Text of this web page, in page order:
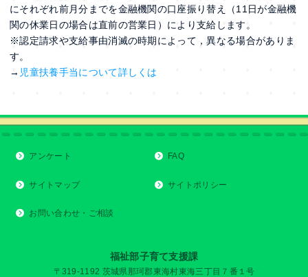
にそれぞれ前月分までを金融機関の口座振り替え（11日が金融機
関の休業日の場合は直前の営業日）により支給します。
※認定請求や支給事由消滅の時期によって，異なる場合がありま
す。
→ 児童扶養手当について詳しくは
アンケート FAQ
サイトマップ サイトポリシー
お問い合わせ・ご相談
福祉部子育て支援課
〒319-1192 茨城県那珂郡東海村東海三丁目７番１号